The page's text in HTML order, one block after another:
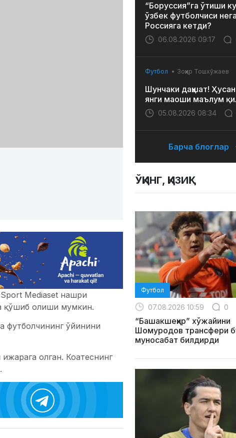
Mediaset нашри
қўшиб олиши мумкин.
футболчининг ўйинини
олган. Коатеснинг
“Боруссия”га ўтиши
ўзбек футболчиси
Россияга кетди?
06.08.2026 09:17
Футбол Зоҳир Тошхўжаев
Шунчаки даҳшат!
янги маоши маълум
05.08.2026 08:34
Барча блоглар
ЎҚИНГ, ҚИЗИҚ!
Футбол
07.08.2026 10:59 0
“Башакшеҳир” хўжайини
Шомуродов трансфери
муносабат билдирди